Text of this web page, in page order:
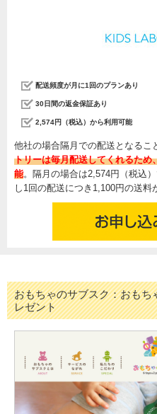
配送頻度が月に1回のプランあり
30日間の返金保証あり
2,574円（税込）から利用可能
他社の場合隔月での配送となるこ
トリーは毎月配送してくれるため
能。隔月の場合は2,574円（税込
し1回の配送につき1,100円の送料
おもちゃのサブスク：おも
レゼント